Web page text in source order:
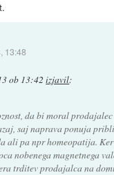
13:48
ob 13:42 izjavil:
da bi moral
saj naprava ponuja
ali pa npr homeopatija.
nobenega magnetnega
trditev prodajalca na